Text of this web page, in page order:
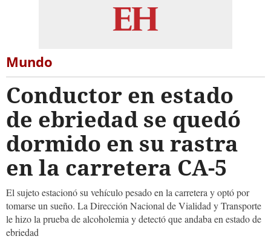
Mundo
Conductor en estado
de ebriedad se quedó
dormido en su rastra
en la carretera CA-5
El sujeto estacionó su vehículo pesado en la carretera y optó por
tomarse un sueño. La Dirección Nacional de Vialidad y Transporte
le hizo la prueba de alcoholemia y detectó que andaba en estado de
ebriedad